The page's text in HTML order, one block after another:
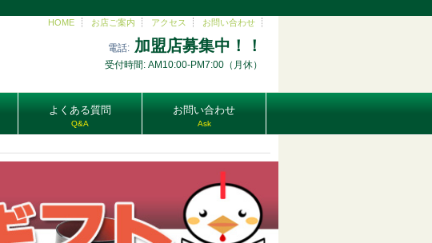
HOME
お店ご案内 アクセス お問い合わせ
電話: 加盟店募集中！！
受付時間: AM10:00-PM7:00（月休）
よくある質問
Q&A
お問い合わせ
Ask